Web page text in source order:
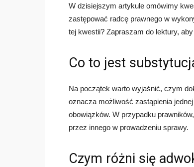
W dzisiejszym artykule omówimy
zastępować radcę prawnego w
tej kwestii? Zapraszam do lektury,
Co to jest
Na początek warto wyjaśnić, czym
oznacza możliwość zastąpienia
obowiązków. W przypadku
przez innego w prowadzeniu sprawy.
Czym różni się